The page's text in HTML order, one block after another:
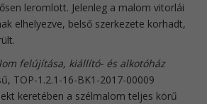
leromlott. Jelenleg a malom vitorlái
elhelyezve, belső szerkezete korhadt,
felújítása, kiállító- és alkotóház
TOP-1.2.1-16-BK1-2017-00009
keretében a szélmalom teljes körű